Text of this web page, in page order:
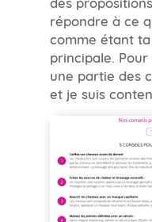
répondre à ce
comme étant
principale.
une partie des
et je suis